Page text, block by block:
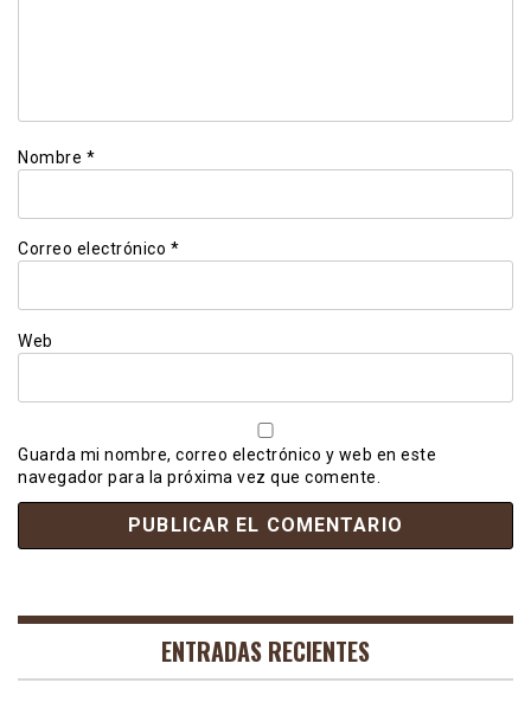
Nombre *
Correo electrónico *
Web
Guarda mi nombre, correo electrónico y web en este
navegador para la próxima vez que comente.
ENTRADAS RECIENTES